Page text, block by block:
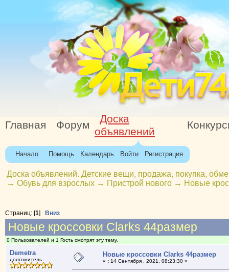
Главная Форум
Доска
объявлений
Начало Помощь Календарь Войти Регистрация
Доска объявлений. Детские вещи, продажа, покупка,
→ Обувь для взрослых → Пристрой нового → Новые
Страниц: [1] Вниз
Новые кроссовки Clarks 44размер
0 Пользователей и 1 Гость смотрят эту тему.
Demetra
долгожитель
Новые кроссовки Clarks 44размер
« :14 Сентября , 2021, 08:23:30 »